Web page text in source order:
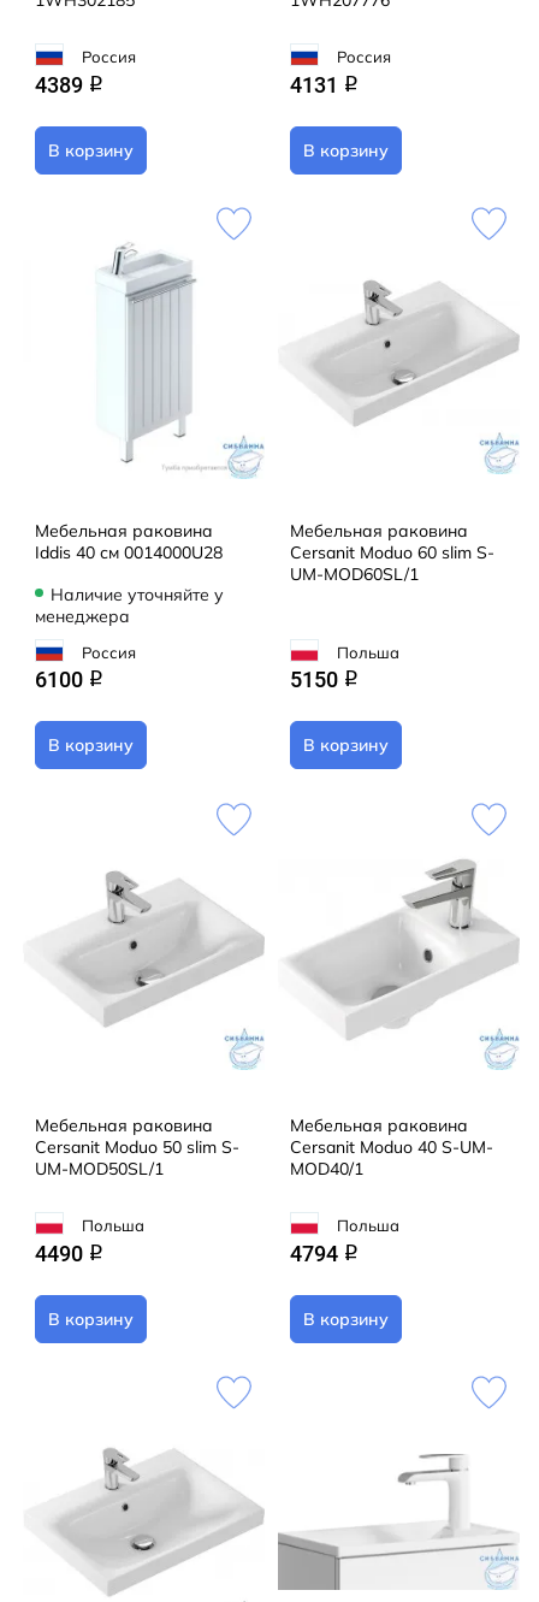
Россия
4389 q
В корзину
Россия
4131 q
В корзину
Мебельная раковина
Iddis 40 см 0014000U28
Наличие уточняйте у
менеджера
Россия
6100 q
В корзину
Мебельная раковина
Cersanit Moduo 60 slim S-
UM-MOD60SL/1
Польша
5150 q
В корзину
Мебельная раковина
Cersanit Moduo 50 slim S-
UM-MOD50SL/1
Польша
4490 q
В корзину
Мебельная раковина
Cersanit Moduo 40 S-UM-
MOD40/1
Польша
4794 q
В корзину